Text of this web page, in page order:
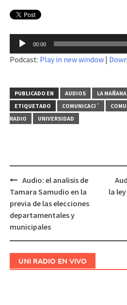
Reproductor
de
audio
00:00
Podcast: Play in new window |
PUBLICADO EN AUDIOS
LA MAÑANA
ETIQUETADO
COMUNICACI´
RADIO
UNIVERSIDAD
Navegación
de
entradas
Audio: el analisis de
Tamara Samudio en la
previa de las elecciones
departamentales y
municipales
la
UNI RADIO EN VIVO